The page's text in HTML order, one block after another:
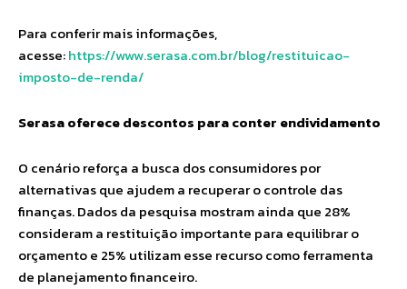
Para conferir mais informações,
acesse:https://www.serasa.com.br/blog/restituicao-
imposto-de-renda/
Serasa oferece descontos para conter endividamento
O cenário reforça a busca dos consumidores por
alternativas que ajudem a recuperar o controle das
finanças. Dados da pesquisa mostram ainda que 28%
consideram a restituição importante para equilibrar o
orçamento e 25% utilizam esse recurso como ferramenta
de planejamento financeiro.